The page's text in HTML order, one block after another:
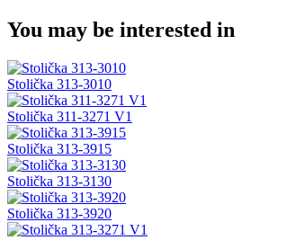
You may be interested in
Stolička 313-3010
Stolička 311-3271 V1
Stolička 313-3915
Stolička 313-3130
Stolička 313-3920